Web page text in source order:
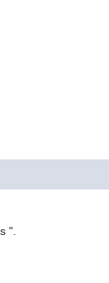
".